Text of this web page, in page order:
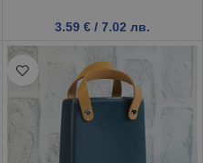
3.59 € / 7.02 лв.